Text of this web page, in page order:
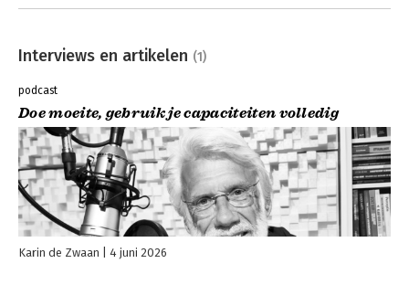
Interviews en artikelen (1)
podcast
Doe moeite, gebruik je capaciteiten volledig
Karin de Zwaan 4 juni 2026